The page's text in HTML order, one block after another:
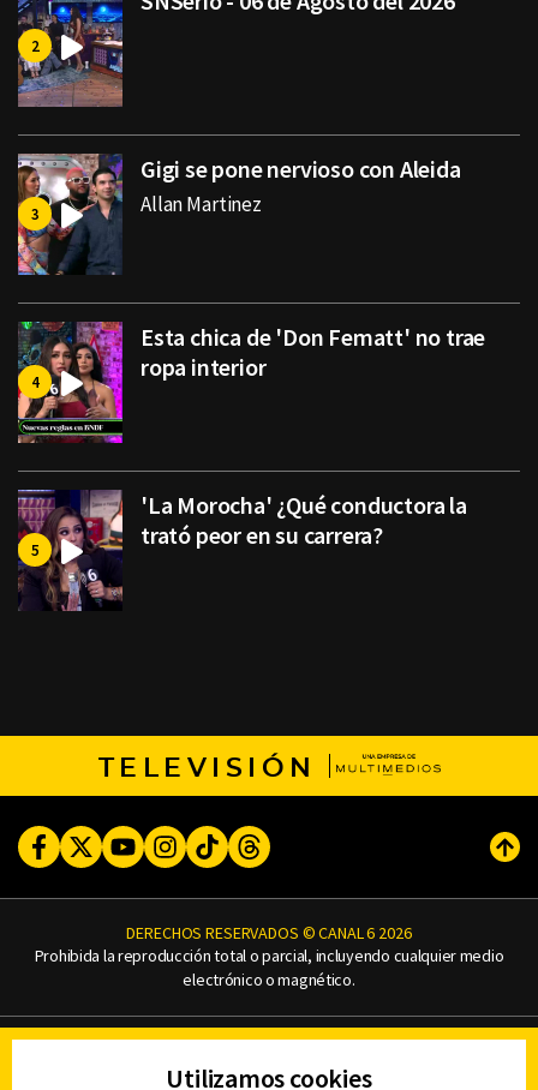
Gigi se pone nervioso con Aleida
Allan Martinez
Esta chica de 'Don Fematt' no trae
ropa interior
'La Morocha' ¿Qué conductora la
trató peor en su carrera?
TELEVISIÓN
FacebookTwitterYoutubeInstagram
TikTokThreads
DERECHOS RESERVADOS © CANAL 6 2026
Prohibida la reproducción total o parcial, incluyendo cualquier medio
electrónico o magnético.
AVISO DE PRIVACIDAD
Utilizamos cookies